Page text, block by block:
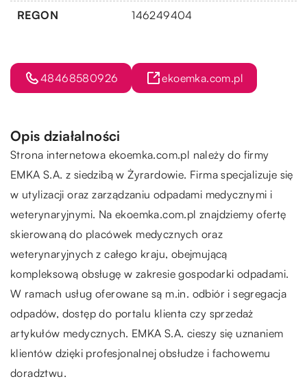
REGON 146249404
48468580926 ekoemka.com.pl
Opis działalności
Strona internetowa ekoemka.com.pl należy do firmy
EMKA S.A. z siedzibą w Żyrardowie. Firma specjalizuje się
w utylizacji oraz zarządzaniu odpadami medycznymi i
weterynaryjnymi. Na ekoemka.com.pl znajdziemy ofertę
skierowaną do placówek medycznych oraz
weterynaryjnych z całego kraju, obejmującą
kompleksową obsługę w zakresie gospodarki odpadami.
W ramach usług oferowane są m.in. odbiór i segregacja
odpadów, dostęp do portalu klienta czy sprzedaż
artykułów medycznych. EMKA S.A. cieszy się uznaniem
klientów dzięki profesjonalnej obsłudze i fachowemu
doradztwu.